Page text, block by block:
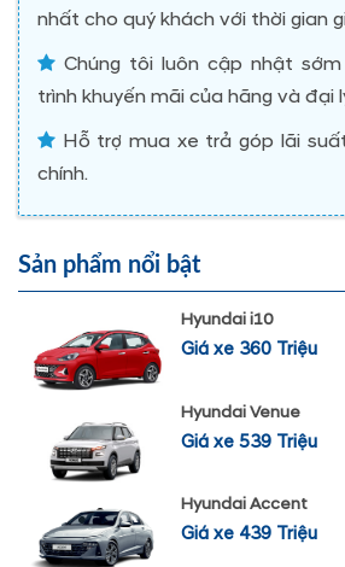
nhất cho quý khách với thời gian
Chúng tôi luôn cập nhật
trình khuyến mãi của hãng và đại
Hỗ trợ mua xe trả góp lãi
chính.
Sản phẩm nổi bật
Hyundai i10
Giá xe 360 Triệu
Hyundai Venue
Giá xe 539 Triệu
Hyundai Accent
Giá xe 439 Triệu